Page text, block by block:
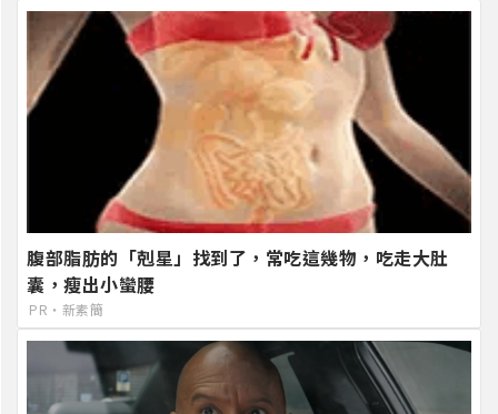
腹部脂肪的「剋星」找到了，常吃這幾物，吃走大肚
囊，瘦出小蠻腰
PR・新素簡